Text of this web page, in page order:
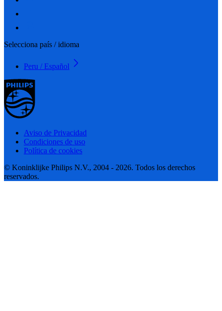
Selecciona país / idioma
Peru / Español
Aviso de Privacidad
Condiciones de uso
Política de cookies
© Koninklijke Philips N.V., 2004 - 2026. Todos los derechos
reservados.